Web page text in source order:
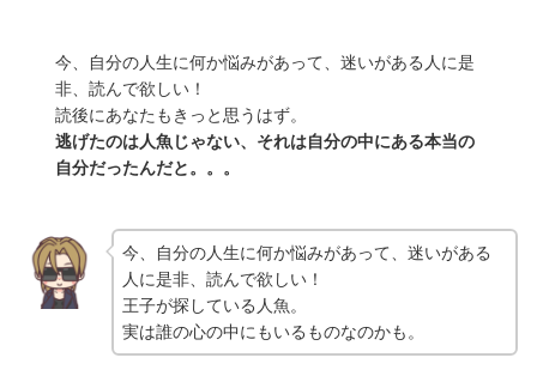
今、自分の人生に何か悩みがあって、迷いがある人に是
非、読んで欲しい！
読後にあなたもきっと思うはず。
逃げたのは人魚じゃない、それは自分の中にある本当の
自分だったんだと。。。
今、自分の人生に何か悩みがあって、迷いがある
人に是非、読んで欲しい！
王子が探している人魚。
実は誰の心の中にもいるものなのかも。